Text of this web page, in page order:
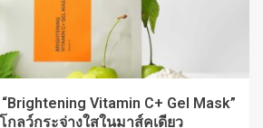
Vitamin C+ Gel Mask”
ลว์กระจ่างใสในมาส์คเดียว